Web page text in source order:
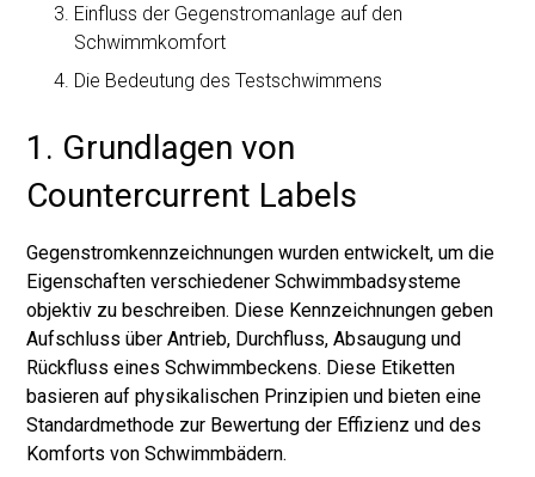
Einfluss der Gegenstromanlage auf den
Schwimmkomfort
Die Bedeutung des Testschwimmens
1. Grundlagen von
Countercurrent Labels
Gegenstromkennzeichnungen wurden entwickelt, um die
Eigenschaften verschiedener Schwimmbadsysteme
objektiv zu beschreiben. Diese Kennzeichnungen geben
Aufschluss über Antrieb, Durchfluss, Absaugung und
Rückfluss eines Schwimmbeckens. Diese Etiketten
basieren auf physikalischen Prinzipien und bieten eine
Standardmethode zur Bewertung der Effizienz und des
Komforts von Schwimmbädern.